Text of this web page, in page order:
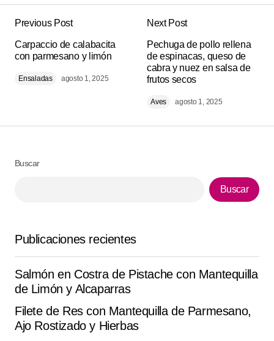
Me sorprendió el sabor. le agregué un toque de limón
y quedó de lujo. mil gracias por la receta.
Michael Mathis
agosto 12, 2025 at 5:46 pm
Responder
domingo.
Se ve increíble . la hice con los ingredientes que tenía
y funcionó perfecto. gracias por compartir.
septiembre 23, 2025 at 1:05 pm
Previous Post
Carpaccio de calabacita
con parmesano y limón
Ensaladas agosto 1, 2025
Next Post
Pechuga de pollo rellena
de espinacas, queso de
cabra y nuez en salsa de
frutos secos
Aves agosto 1, 2025
Buscar
Buscar
Publicaciones recientes
Salmón en Costra de Pistache con Mantequilla
de Limón y Alcaparras
Filete de Res con Mantequilla de Parmesano,
Ajo Rostizado y Hierbas